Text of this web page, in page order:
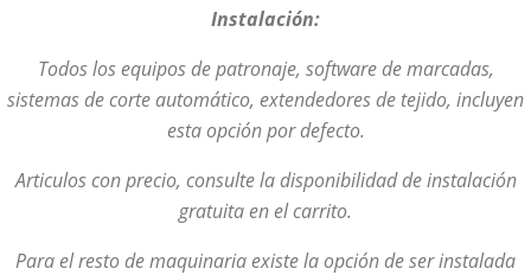
Instalación:
Todos los equipos de patronaje, software de marcadas,
sistemas de corte automático, extendedores de tejido, incluyen
esta opción por defecto.
Articulos con precio, consulte la disponibilidad de instalación
gratuita en el carrito.
Para el resto de maquinaria existe la opción de ser instalada